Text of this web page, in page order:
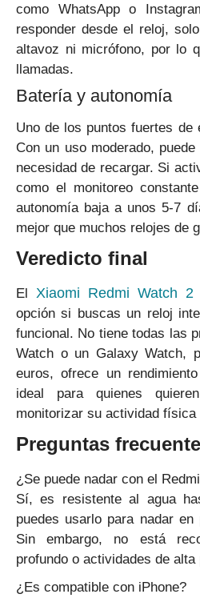
como WhatsApp o
responder desde el reloj,
altavoz ni micrófono, por lo
llamadas.
Batería y autonomía
Uno de los puntos fuertes
Con un uso moderado,
necesidad de recargar. Si
como el monitoreo
autonomía baja a unos 5-7
mejor que muchos relojes de
Veredicto final
El Xiaomi Redmi Watch 2
opción si buscas un reloj
funcional. No tiene todas las
Watch o un Galaxy Watch,
euros, ofrece un
ideal para quienes
monitorizar su actividad
Preguntas
¿Se puede nadar con el
Sí, es resistente al agua
puedes usarlo para nadar
Sin embargo, no está
profundo o actividades de alta
¿Es compatible con iPhone?